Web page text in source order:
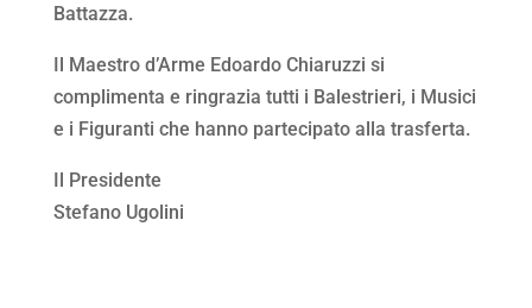
Battazza.
Il Maestro d’Arme Edoardo Chiaruzzi si
complimenta e ringrazia tutti i Balestrieri, i Musici
e i Figuranti che hanno partecipato alla trasferta.
Il Presidente
Stefano Ugolini